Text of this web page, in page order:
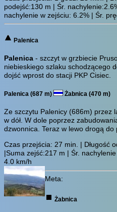
podejść:130 m | Śr.
nachylenie w zejściu: 6.2% | Śr.
Palenica
Palenica - szczyt w grzbiecie
niebieskiego szlaku schodzącego
dojść wprost do stacji PKP Cisiec.
Palenica (687 m) Żabnica (470 m)
Ze szczytu Palenicy (686m) przez
w dół. W dole poprzez
dzwonnica. Teraz w lewo drogą do
Czas przejścia: 27 min. | Długość
|Suma zejść:217 m | Śr.
4.0 km/h
Meta:
Żabnica